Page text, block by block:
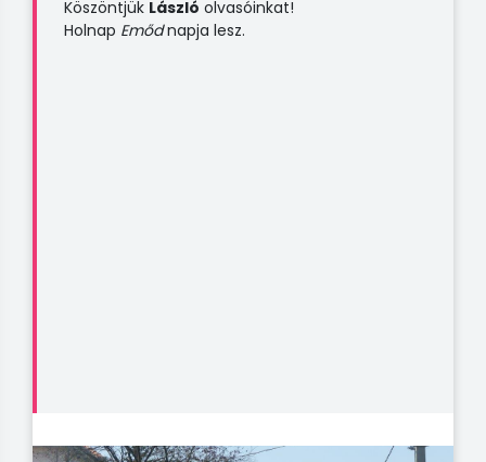
Köszöntjük László olvasóinkat!
Holnap Emődnapja lesz.